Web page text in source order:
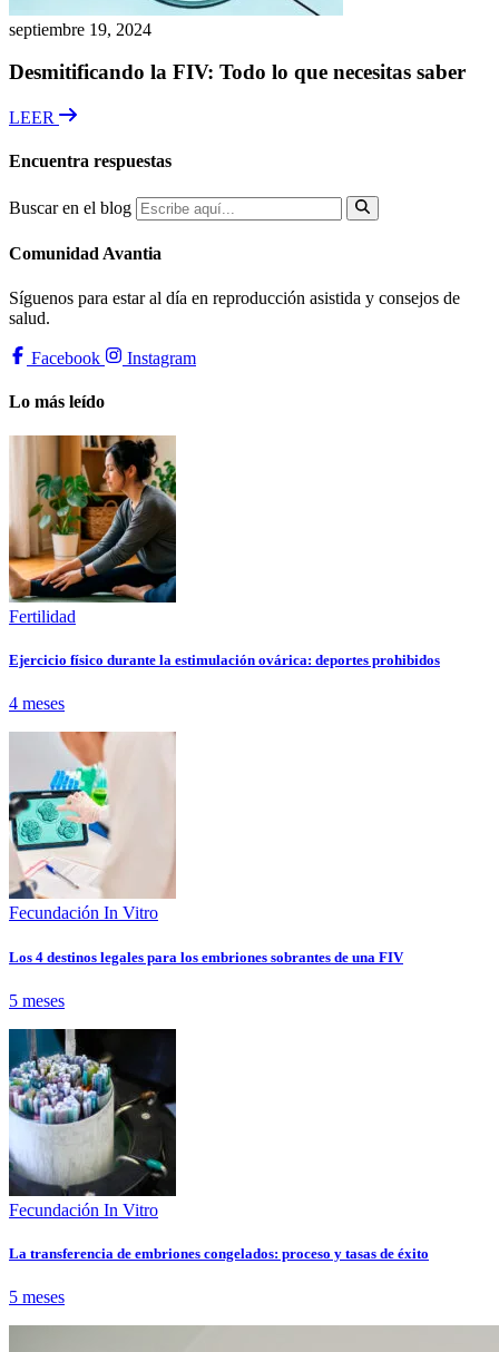
septiembre 19, 2024
Desmitificando la FIV: Todo lo que necesitas saber
LEER
Encuentra respuestas
Buscar en el blog
Comunidad Avantia
Síguenos para estar al día en reproducción asistida y consejos de
salud.
Facebook Instagram
Lo más leído
Fertilidad
Ejercicio físico durante la estimulación ovárica: deportes prohibidos
4 meses
Fecundación In Vitro
Los 4 destinos legales para los embriones sobrantes de una FIV
5 meses
Fecundación In Vitro
La transferencia de embriones congelados: proceso y tasas de éxito
5 meses